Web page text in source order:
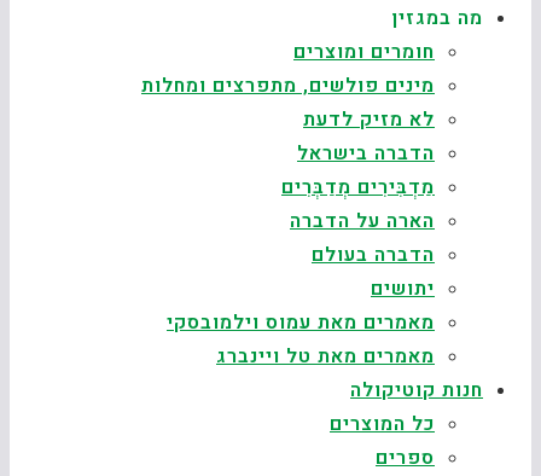
מה במגזין
חומרים ומוצרים
מינים פולשים, מתפרצים ומחלות
לא מזיק לדעת
הדברה בישראל
מַדְבִּירִים מְדַבְּרִים
הארה על הדברה
הדברה בעולם
יתושים
מאמרים מאת עמוס וילמובסקי
מאמרים מאת טל ויינברג
חנות קוטיקולה
כל המוצרים
ספרים